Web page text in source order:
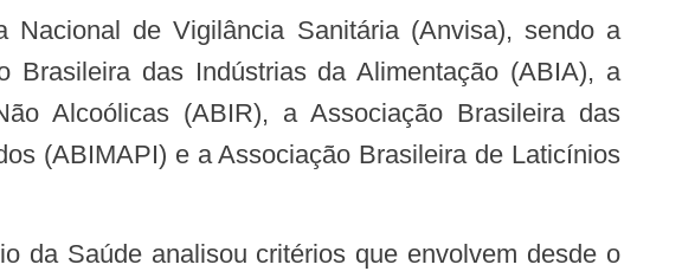
das Indústrias da Alimentação (ABIA), a
Alcoólicas (ABIR), a Associação Brasileira das
(ABIMAPI) e a Associação Brasileira de Laticínios